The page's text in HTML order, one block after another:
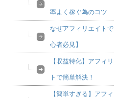
率よく稼ぐ為のコツ
なぜアフィリエイト
心者必見】
【収益特化】アフィ
トで簡単解決！
【簡単すぎる】アフ